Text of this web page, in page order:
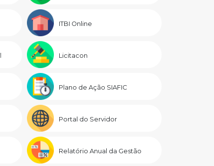
ITBI Online
Licitacon
Plano de Ação SIAFIC
Portal do Servidor
Relatório Anual da Gestão